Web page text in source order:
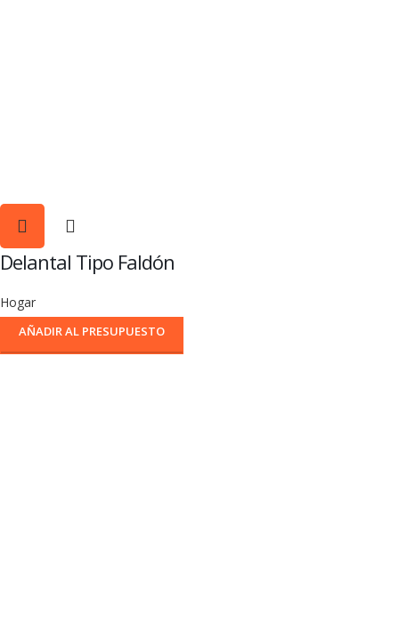
Delantal Tipo Faldón
Hogar
AÑADIR AL PRESUPUESTO